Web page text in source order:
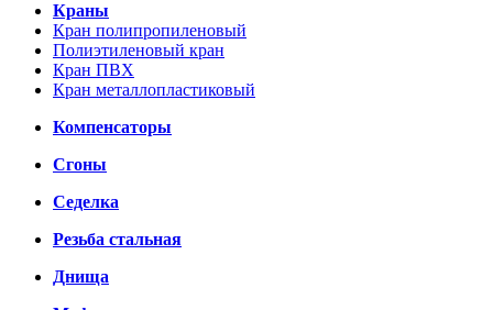
Краны
Кран полипропиленовый
Полиэтиленовый кран
Кран ПВХ
Кран металлопластиковый
Компенсаторы
Сгоны
Седелка
Резьба стальная
Днища